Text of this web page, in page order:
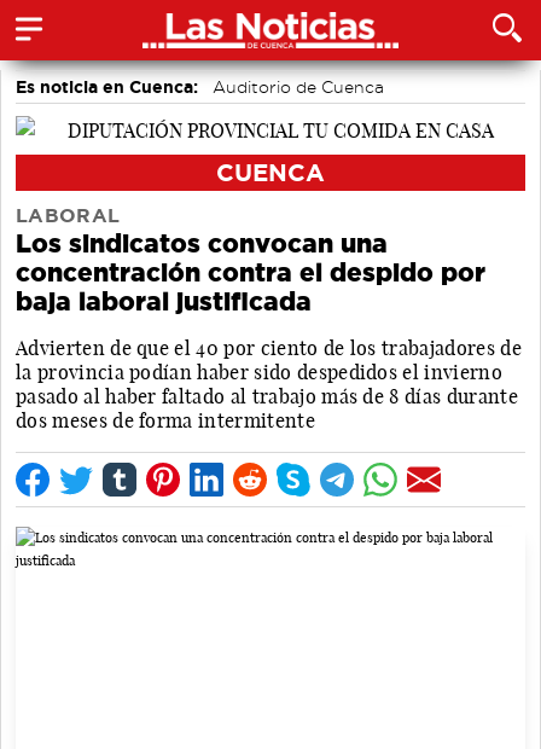
Es noticia en Cuenca: Auditorio de Cuenca
CUENCA
LABORAL
Los sindicatos convocan una
concentración contra el despido por
baja laboral justificada
Advierten de que el 40 por ciento de los trabajadores de
la provincia podían haber sido despedidos el invierno
pasado al haber faltado al trabajo más de 8 días durante
dos meses de forma intermitente